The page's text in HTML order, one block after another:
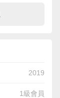
2019
1級會員